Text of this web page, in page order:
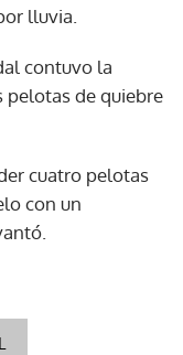
lluvia.
contuvo la
pelotas de quiebre
cuatro pelotas
con un